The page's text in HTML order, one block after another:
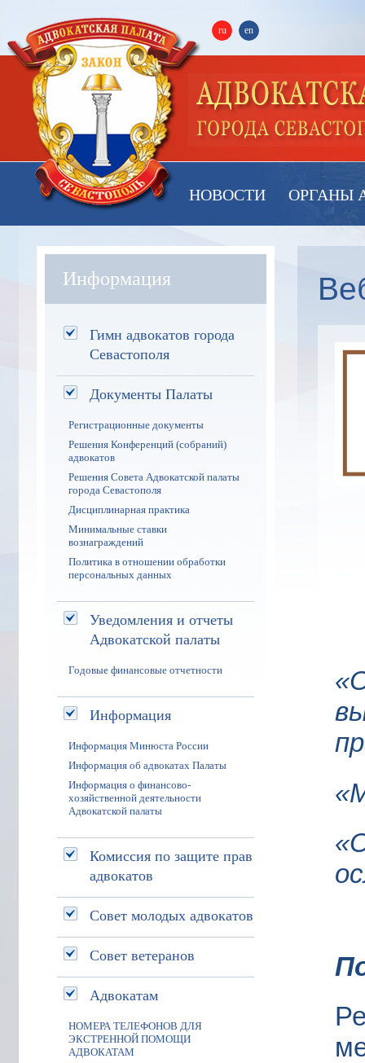
ru en
НОВОСТИ ОРГАНЫ
Информация
Гимн адвокатов города
Севастополя
Документы Палаты
Регистрационные документы
Решения Конференций (собраний)
адвокатов
Решения Совета Адвокатской палаты
города Севастополя
Дисциплинарная практика
Минимальные ставки
вознаграждений
Политика в отношении обработки
персональных данных
Уведомления и отчеты
Адвокатской палаты
Годовые финансовые отчетности
Информация
Информация Минюста России
Информация об адвокатах Палаты
Информация о финансово-
хозяйственной деятельности
Адвокатской палаты
Комиссия по защите прав
адвокатов
Совет молодых адвокатов
Совет ветеранов
Адвокатам
НОМЕРА ТЕЛЕФОНОВ ДЛЯ
ЭКСТРЕННОЙ ПОМОЩИ
АДВОКАТАМ